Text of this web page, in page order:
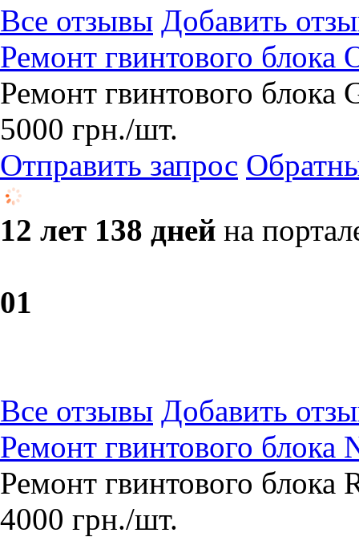
Все отзывы Добавить
Ремонт гвинтового блока
Ремонт гвинтового
5000 грн./шт.
Отправить запрос
12 лет 138 дней на
01
Все отзывы Добавить
Ремонт гвинтового блока
Ремонт гвинтового блока
4000 грн./шт.